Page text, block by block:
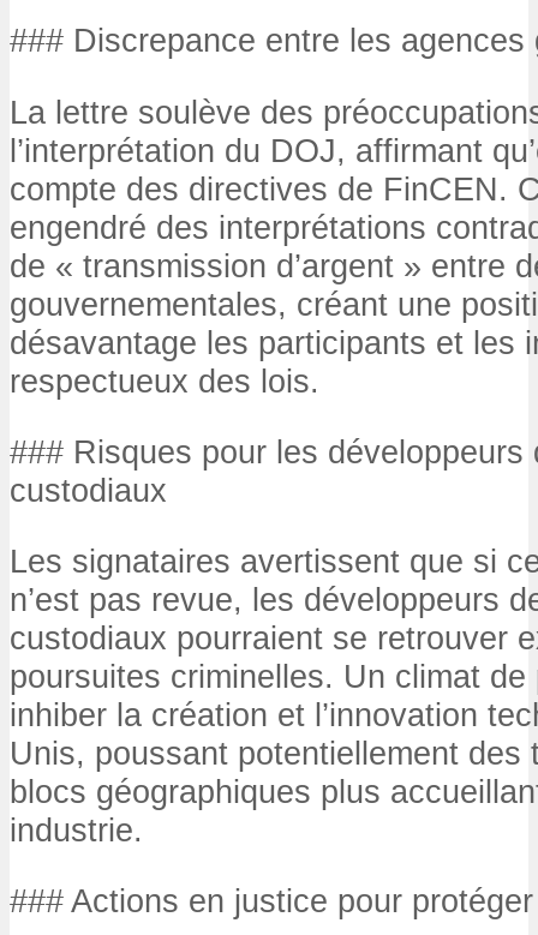
### Discrepance entre les agences
La lettre soulève des
l’interprétation du DOJ, affirmant
compte des directives de FinCEN.
engendré des interprétations
de « transmission d’argent » entre
gouvernementales, créant une
désavantage les participants et les
respectueux des lois.
### Risques pour les développeurs
custodiaux
Les signataires avertissent que si
n’est pas revue, les développeurs
custodiaux pourraient se retrouver
poursuites criminelles. Un climat
inhiber la création et l’innovation
Unis, poussant potentiellement des
blocs géographiques plus
industrie.
### Actions en justice pour